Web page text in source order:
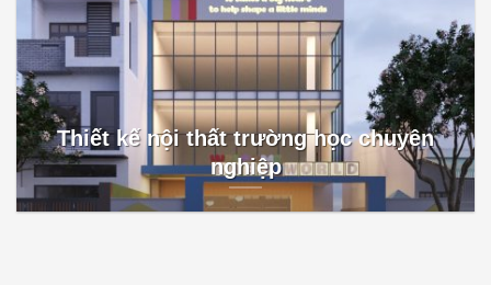
Thiết kế nội thất trường học chuyên
nghiệp